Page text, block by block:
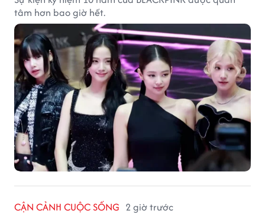
tâm hơn bao giờ hết.
CẬN CẢNH CUỘC SỐNG 2 giờ trước